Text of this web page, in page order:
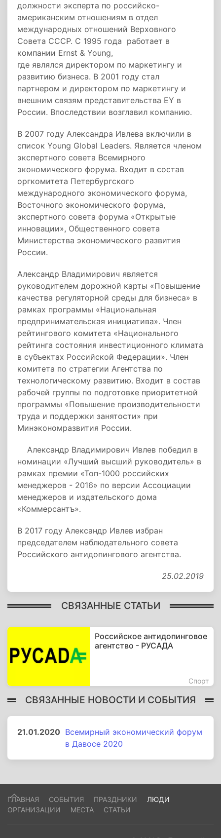
должности эксперта по российско-
американским отношениям в отдел
международных отношений Верховного
Совета СССР. С 1995 года работает в
компании Ernst & Young,
где являлся директором по маркетингу и
развитию бизнеса. В 2001 году стал
партнером и директором по маркетингу и
внешним связям представительства EY в
России. Впоследствии возглавил компанию.
В 2007 году Александра Ивлева включили в
список Young Global Leaders. Является членом
экспертного совета Всемирного
экономического форума. Входит в состав
оргкомитета Петербургского
международного экономического форума,
Восточного экономического форума,
экспертного совета форума «Открытые
инновации», Общественного совета
Министерства экономического развития
России.
Александр Владимирович является
руководителем дорожной карты «Повышение
качества регуляторной среды для бизнеса» в
рамках программы «Национальная
предпринимательская инициатива». Член
рейтингового комитета «Национального
рейтинга состояния инвестиционного климата
в субъектах Российской Федерации». Член
комитета по стратегии Агентства по
технологическому развитию. Входит в состав
рабочей группы по подготовке приоритетной
программы «Повышение производительности
труда и поддержки занятости» при
Минэкономразвития России.
Александр Владимирович Ивлев победил в
номинации «Лучший высший руководитель» в
рамках премии «Топ-1000 российских
менеджеров - 2016» по версии Ассоциации
менеджеров и издательского дома
«Коммерсантъ».
В 2017 году Александр Ивлев избран
председателем наблюдательного совета
Российского антидопингового агентства.
25.02.2019
СВЯЗАННЫЕ СТАТЬИ
Российское антидопинговое
агентство - РУСАДА
Спорт
СВЯЗАННЫЕ НОВОСТИ И СОБЫТИЯ
21.01.2020 Всемирный экономический форум
в Давосе 2020
ГЛАВНАЯ СОБЫТИЯ ПРАЗДНИКИ
ЛЮДИ
ОРГАНИЗАЦИИ
МЕСТА СТАТЬИ